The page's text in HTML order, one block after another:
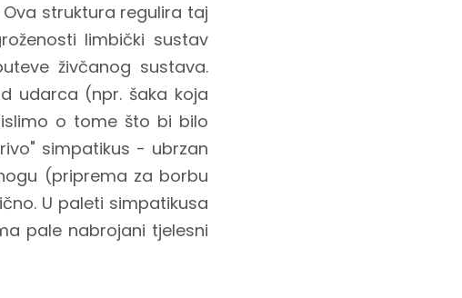
struktura regulira taj
limbički sustav
živčanog sustava.
udarca (npr. šaka koja
o tome što bi bilo
simpatikus - ubrzan
(priprema za borbu
U paleti simpatikusa
pale nabrojani tjelesni